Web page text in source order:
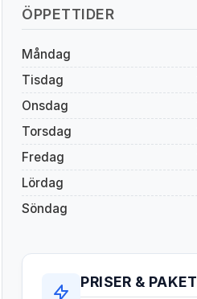
ÖPPETTIDER
Måndag
Tisdag
Onsdag
Torsdag
Fredag
Lördag
Söndag
PRISER & PAKET